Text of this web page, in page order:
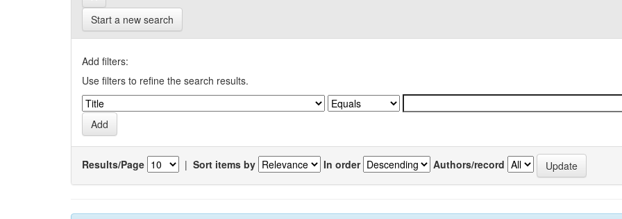
Start a new search
Add filters:
Use filters to refine the search results.
Results/Page | Sort items by In order Authors/record